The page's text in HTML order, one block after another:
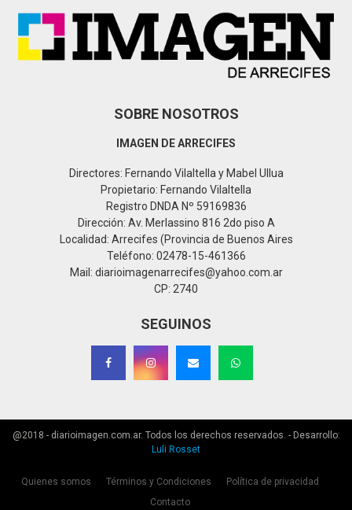
SOBRE NOSOTROS
IMAGEN DE ARRECIFES
Directores: Fernando Vilaltella y Mabel Ullua
Propietario: Fernando Vilaltella
Registro DNDA Nº 59169836
Dirección: Av. Merlassino 816 2do piso A
Localidad: Arrecifes (Provincia de Buenos Aires
Teléfono: 02478-15-461366
Mail: diarioimagenarrecifes@yahoo.com.ar
CP: 2740
SEGUINOS
@2018 - diarioimagen.com.ar. Todos los derechos reservados. - Desarrollo:
Luli Rosset
Quienes somos Términos y Condiciones
Política de privacidad
Contacto